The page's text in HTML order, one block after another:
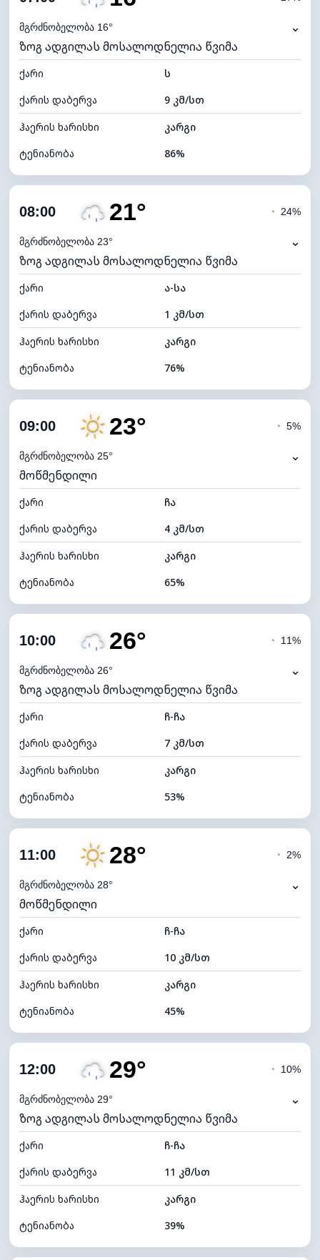
ნამის წერტილი
ხილვადობა
10 კმ
განათების ინდექსი 0 (ბნელი)
ღრუბლის სიმაღლე 4960 მ
მგრძნობელობა 16° ⌄
ზოგ ადგილას მოსალოდნელია წვიმა
ქარი
ს
ქარის დაბერვა
9 კმ/სთ
ჰაერის ხარისხი
კარგი
ტენიანობა
86%
ღრუბლიანობა
ნამის წერტილი
ხილვადობა
10 კმ
განათების ინდექსი 4 (მკრთალი)
ღრუბლის სიმაღლე 5360 მ
08:00 21°
მგრძნობელობა 23°
◔ 24%
⌄
ზოგ ადგილას მოსალოდნელია წვიმა
ქარი
ა-სა
ქარის დაბერვა
1 კმ/სთ
ჰაერის ხარისხი
კარგი
ტენიანობა
76%
ღრუბლიანობა
ნამის წერტილი
ხილვადობა
განათების ინდექსი 4 (მკრთალი)
ღრუბლის სიმაღლე 5040 მ
09:00 23°
მგრძნობელობა 25°
◔ 5%
⌄
მოწმენდილი
ქარი
ჩა
ქარის დაბერვა
4 კმ/სთ
ჰაერის ხარისხი
კარგი
ტენიანობა
65%
ღრუბლიანობა
ნამის წერტილი
ხილვადობა
10 კმ
განათების ინდექსი 7 (ნათელი)
ღრუბლის სიმაღლე 10560 მ
10:00 26°
მგრძნობელობა 26°
◔ 11%
⌄
ზოგ ადგილას მოსალოდნელია წვიმა
ქარი
ჩ-ჩა
ქარის დაბერვა
7 კმ/სთ
ჰაერის ხარისხი
კარგი
ტენიანობა
53%
ღრუბლიანობა
ნამის წერტილი
ხილვადობა
განათების ინდექსი 4 (მკრთალი)
ღრუბლის სიმაღლე 5040 მ
11:00 28°
მგრძნობელობა 28°
◔ 2%
⌄
მოწმენდილი
ქარი
ჩ-ჩა
ქარის დაბერვა
10 კმ/სთ
ჰაერის ხარისხი
კარგი
ტენიანობა
45%
ღრუბლიანობა
ნამის წერტილი
ხილვადობა
10 კმ
განათების ინდექსი 7 (ნათელი)
ღრუბლის სიმაღლე 10960 მ
12:00 29°
მგრძნობელობა 29°
◔ 10%
⌄
ზოგ ადგილას მოსალოდნელია წვიმა
ქარი
ჩ-ჩა
ქარის დაბერვა
11 კმ/სთ
ჰაერის ხარისხი
კარგი
ტენიანობა
39%